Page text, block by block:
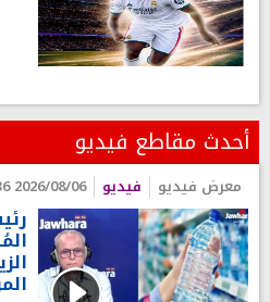
أحدث مقاطع فيديو
معرض فيديو فيديو 2026/08/06 09:36